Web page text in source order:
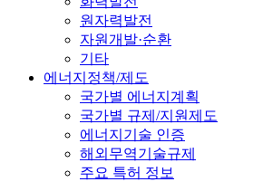
원자력발전
자원개발·순환
기타
에너지정책/제도
국가별 에너지계획
국가별 규제/지원제도
에너지기술 인증
해외무역기술규제
주요 특허 정보